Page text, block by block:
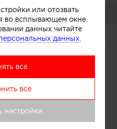
Участники
оказывает
или отозвать
во всплывающем окне.
данных читайте
данных.
все
все
настройки